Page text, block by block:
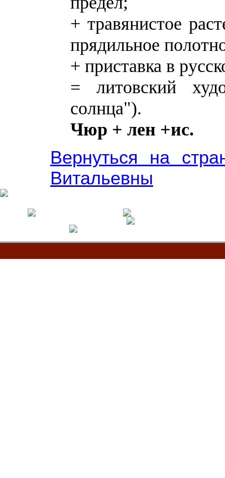
+ травянистое
прядильное
+ приставка в
= литовский
солнца").
Чюр + лен +ис.
Вернуться на
Витальевны